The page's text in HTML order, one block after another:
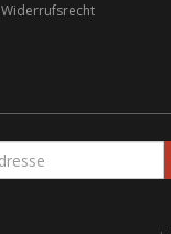
Widerrufsrecht